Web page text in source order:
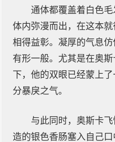
通体都覆盖着白色
体内弥漫而出，在这本
相得益彰。凝厚的气息
有形一般。尤其是在奥
下，他的双眼已经蒙上
分暴戾之气。
与此同时，奥斯卡
造的银色香肠塞入自己